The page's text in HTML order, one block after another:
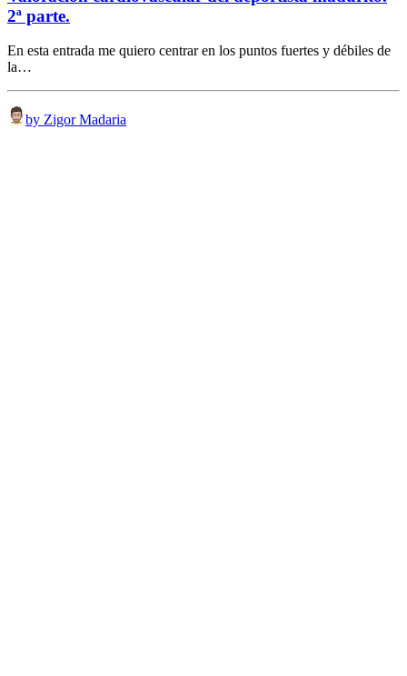
2ª parte.
En esta entrada me quiero centrar en los puntos fuertes y débiles de
la…
by Zigor Madaria